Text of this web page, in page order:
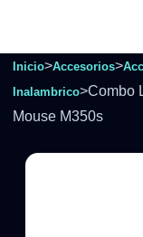
Inicio>Accesorios>
Inalambrico>Combo
Mouse M350s